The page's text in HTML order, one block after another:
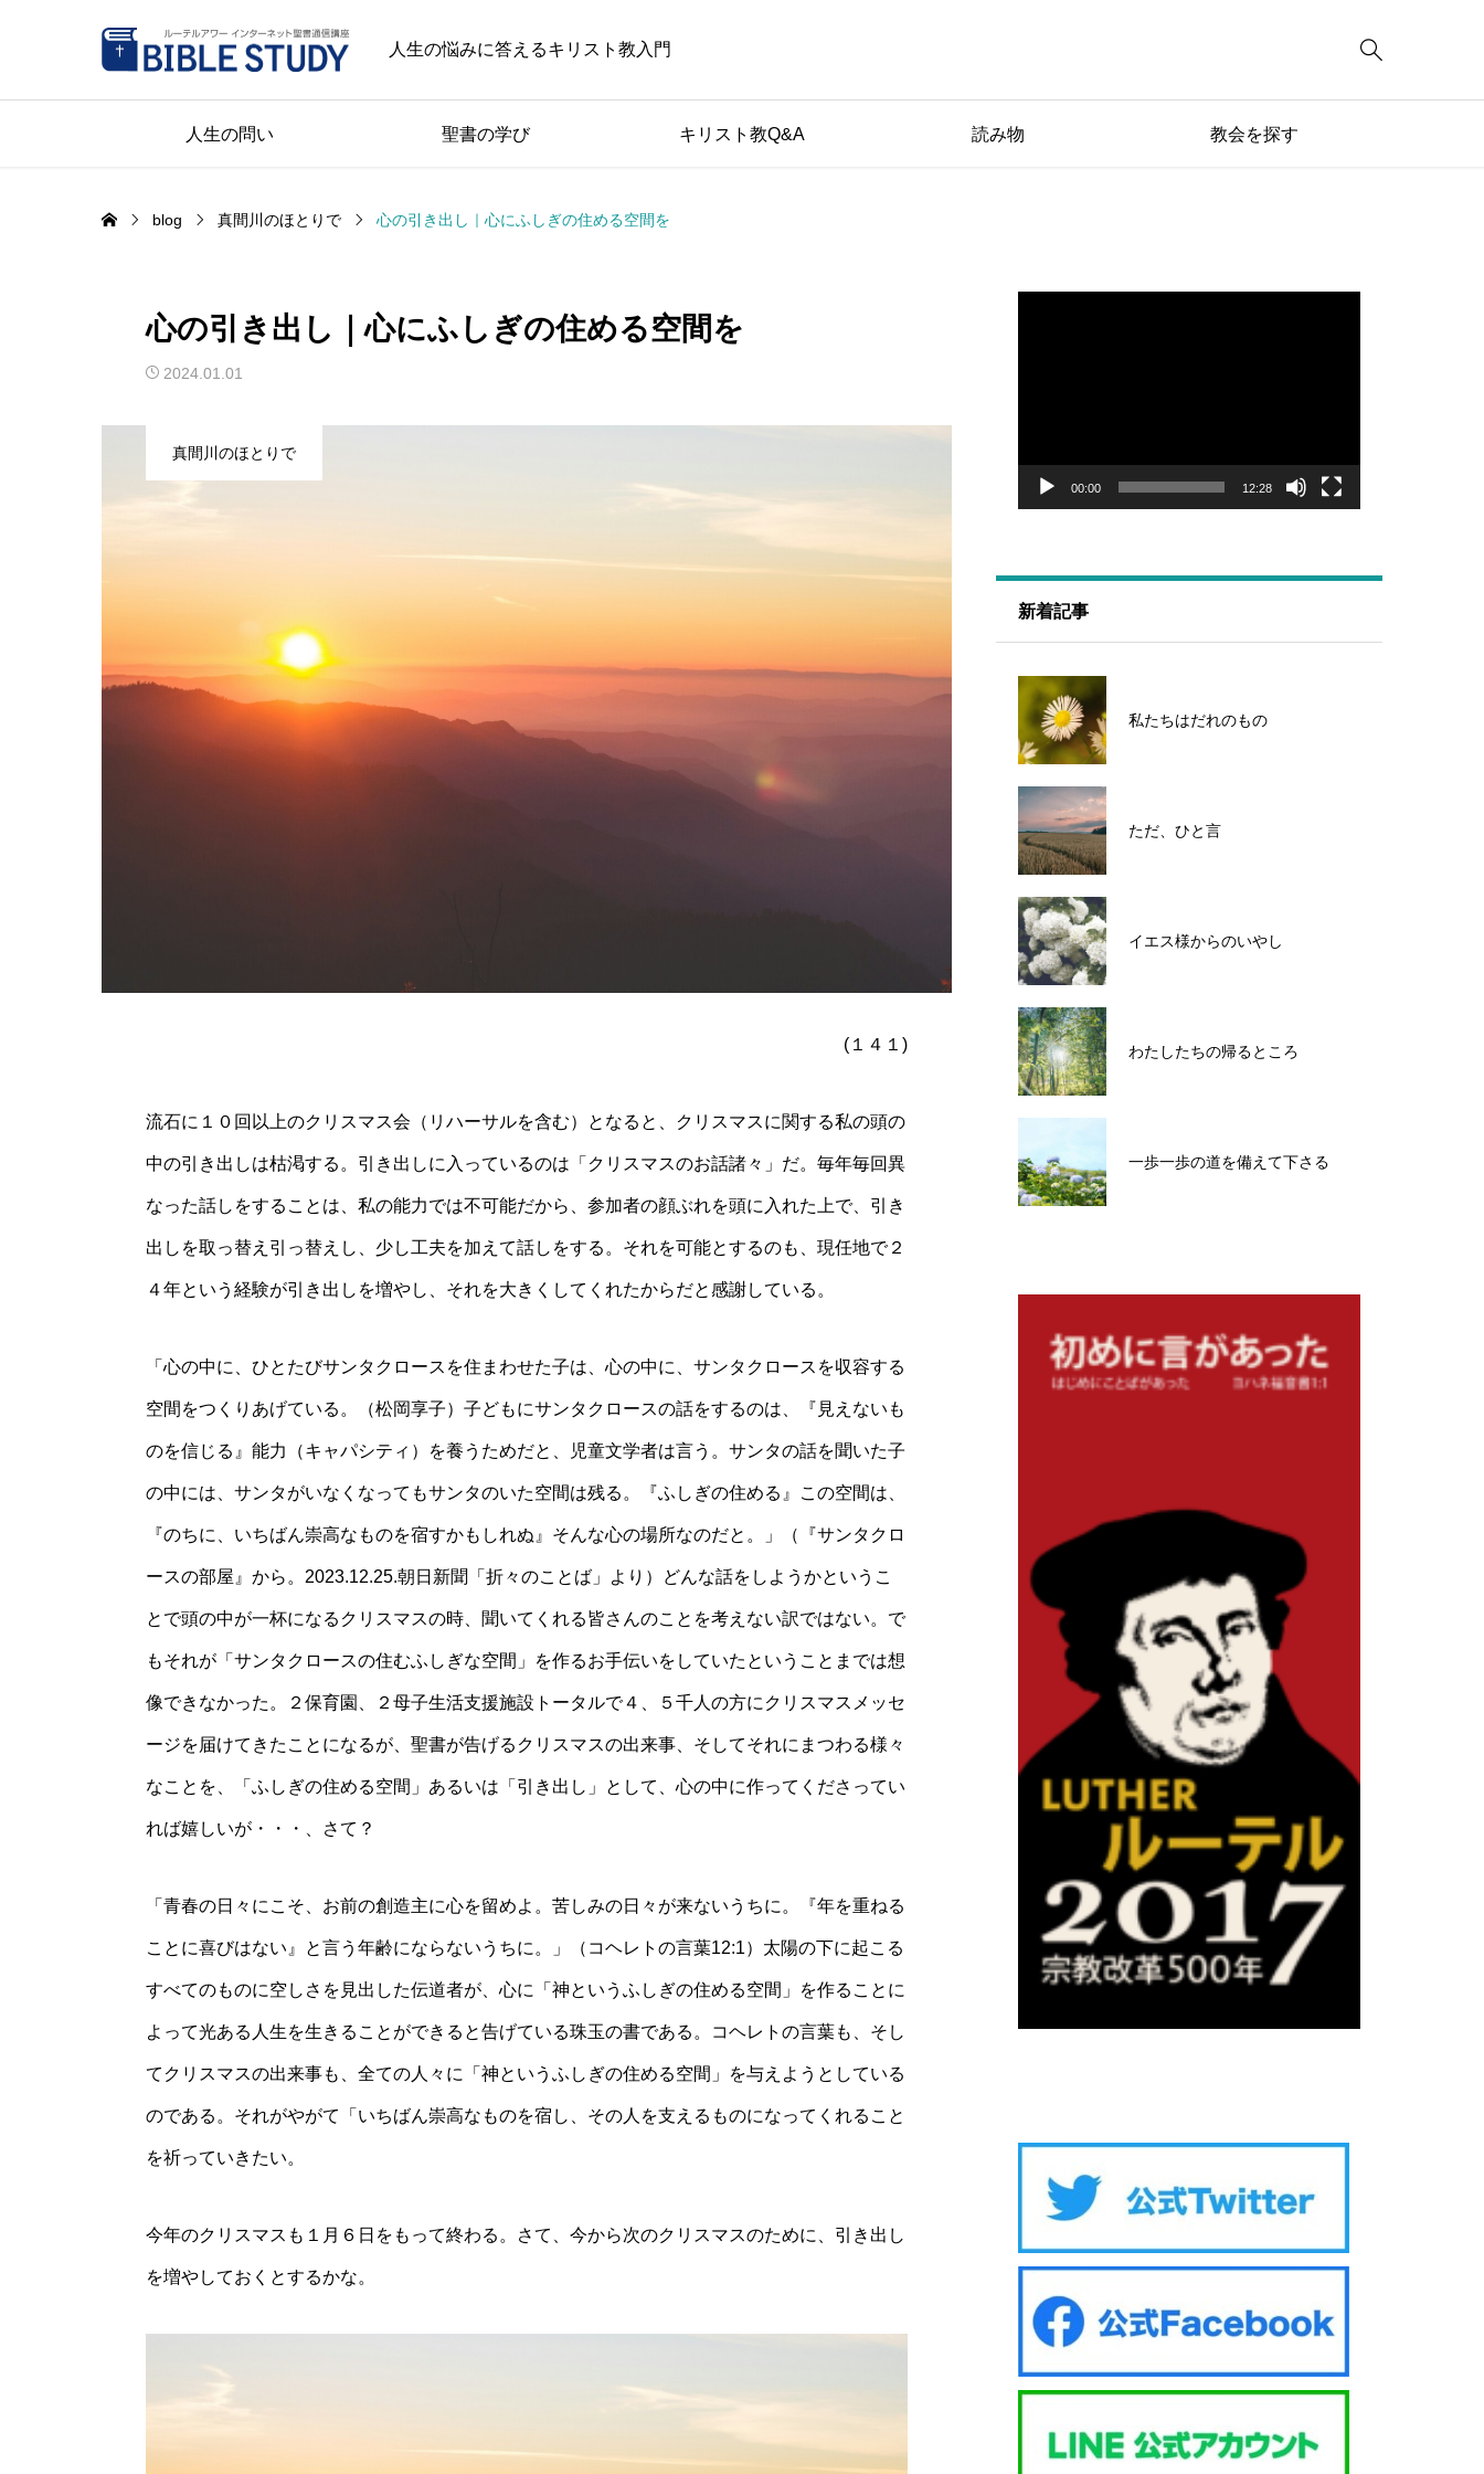
人生の悩みに答えるキリスト教入門 
人生の問い 聖書の学び キリスト教Q&A 読み物 教会を探す
blog 真間川のほとりで 心の引き出し｜心にふしぎの住める空間を
心の引き出し｜心にふしぎの住める空間を
2024.01.01
真間川のほとりで
(１４１)
流石に１０回以上のクリスマス会（リハーサルを含む）となると、クリスマスに関する私の頭の
中の引き出しは枯渇する。引き出しに入っているのは「クリスマスのお話諸々」だ。毎年毎回異
なった話しをすることは、私の能力では不可能だから、参加者の顔ぶれを頭に入れた上で、引き
出しを取っ替え引っ替えし、少し工夫を加えて話しをする。それを可能とするのも、現任地で２
４年という経験が引き出しを増やし、それを大きくしてくれたからだと感謝している。
「心の中に、ひとたびサンタクロースを住まわせた子は、心の中に、サンタクロースを収容する
空間をつくりあげている。（松岡享子）子どもにサンタクロースの話をするのは、『見えないも
のを信じる』能力（キャパシティ）を養うためだと、児童文学者は言う。サンタの話を聞いた子
の中には、サンタがいなくなってもサンタのいた空間は残る。『ふしぎの住める』この空間は、
『のちに、いちばん崇高なものを宿すかもしれぬ』そんな心の場所なのだと。」（『サンタクロ
ースの部屋』から。2023.12.25.朝日新聞「折々のことば」より）どんな話をしようかというこ
とで頭の中が一杯になるクリスマスの時、聞いてくれる皆さんのことを考えない訳ではない。で
もそれが「サンタクロースの住むふしぎな空間」を作るお手伝いをしていたということまでは想
像できなかった。２保育園、２母子生活支援施設トータルで４、５千人の方にクリスマスメッセ
ージを届けてきたことになるが、聖書が告げるクリスマスの出来事、そしてそれにまつわる様々
なことを、「ふしぎの住める空間」あるいは「引き出し」として、心の中に作ってくださってい
れば嬉しいが・・・、さて？
「青春の日々にこそ、お前の創造主に心を留めよ。苦しみの日々が来ないうちに。『年を重ねる
ことに喜びはない』と言う年齢にならないうちに。」（コヘレトの言葉12:1）太陽の下に起こる
すべてのものに空しさを見出した伝道者が、心に「神というふしぎの住める空間」を作ることに
よって光ある人生を生きることができると告げている珠玉の書である。コヘレトの言葉も、そし
てクリスマスの出来事も、全ての人々に「神というふしぎの住める空間」を与えようとしている
のである。それがやがて「いちばん崇高なものを宿し、その人を支えるものになってくれること
を祈っていきたい。
今年のクリスマスも１月６日をもって終わる。さて、今から次のクリスマスのために、引き出し
を増やしておくとするかな。
ー
00:00 12:28
新着記事
私たちはだれのもの
ただ、ひと言
イエス様からのいやし
わたしたちの帰るところ
一歩一歩の道を備えて下さる